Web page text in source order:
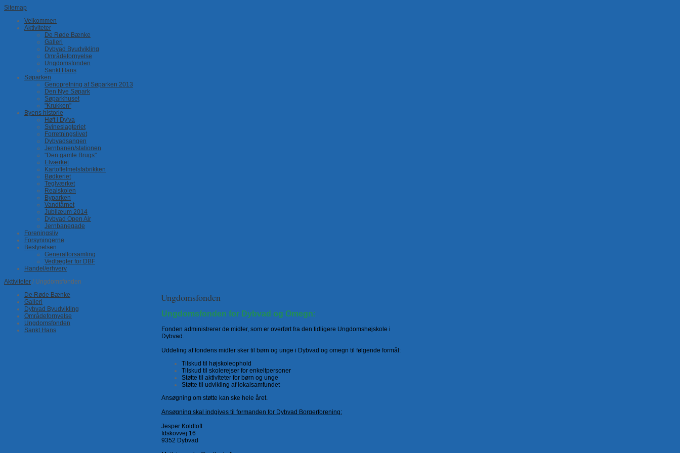
Sitemap
Velkommen
Aktiviteter
De Røde Bænke
Galleri
Dybvad Byudvikling
Områdefornyelse
Ungdomsfonden
Sankt Hans
Søparken
Genopretning af Søparken 2013
Den Nye Søpark
Søparkhuset
"Krukken"
Byens historie
Hø't i Dy'va
Svineslagteriet
Forretningslivet
Dybvadsangen
Jernbanen/stationen
"Den gamle Brugs"
Elværket
Kartoffelmelsfabrikken
Bødkeriet
Teglværket
Realskolen
Byparken
Vandtårnet
Jubilæum 2014
Dybvad Open Air
Jernbanegade
Foreningsliv
Forsyningerne
Bestyrelsen
Generalforsamling
Vedtægter for DBF
Handel/erhverv
Aktiviteter / Ungdomsfonden
De Røde Bænke
Galleri
Dybvad Byudvikling
Områdefornyelse
Ungdomsfonden
Sankt Hans
Ungdomsfonden
Ungdomsfonden for Dybvad og Omegn:
Fonden administrerer de midler, som er overført fra den tidligere Ungdomshøjskole i
Dybvad.
Uddeling af fondens midler sker til børn og unge i Dybvad og omegn til følgende formål:
Tilskud til højskoleophold
Tilskud til skolerejser for enkeltpersoner
Støtte til aktiviteter for børn og unge
Støtte til udvikling af lokalsamfundet
Ansøgning om støtte kan ske hele året.
Ansøgning skal indgives til formanden for Dybvad Borgerforening:
Jesper Koldtoft
Idskovvej 16
9352 Dybvad